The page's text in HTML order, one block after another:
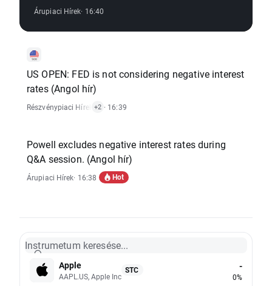
Árupiaci Hírek· 16:40
US OPEN: FED is not considering negative interest
rates (Angol hír)
Részvénypiaci Hírek ,Tőzsdeindex Hírek
+2 · 16:39
Powell excludes negative interest rates during
Q&A session. (Angol hír)
Árupiaci Hírek· 16:38 Hot
Instrumetum keresése...
Apple
AAPL.US, Apple Inc
STC -
0%